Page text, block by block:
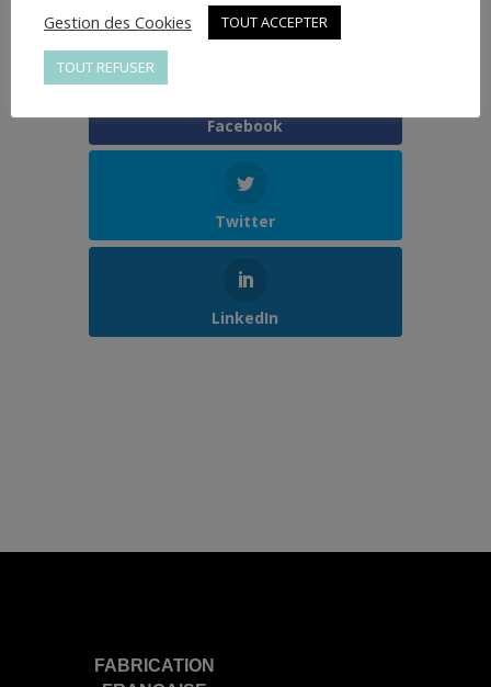
Facebook
Twitter
LinkedIn
FABRICATION
Gestion des Cookies
TOUT ACCEPTER
TOUT REFUSER